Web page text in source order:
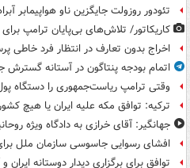
تئودور روزولت جایگزین ناو هواپیمابر
کاریکاتور/ تلاش‌های بی‌پایان ترامپ برای
اخراج بدون تعارف در انتظار فرد خاطی
اتمام بودجه پنتاگون در آستانه گسترش
وقتی ترامپ ریاست‌جمهوری را دستگاه
ترکیه: توافق مکه علیه ایران یا هیچ
جهانگیر: آقای خرازی به دادگاه ویژه
افشای رسوایی جاسوسی سازمان ملل
توافق برای برگزاری دیدار دوستانه ایران و